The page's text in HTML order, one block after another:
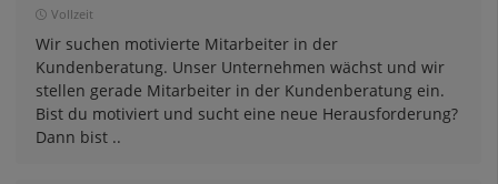
Vollzeit
Wir suchen motivierte Mitarbeiter in der
Kundenberatung. Unser Unternehmen wächst und wir
stellen gerade Mitarbeiter in der Kundenberatung ein.
Bist du motiviert und sucht eine neue Herausforderung?
Dann bist ..